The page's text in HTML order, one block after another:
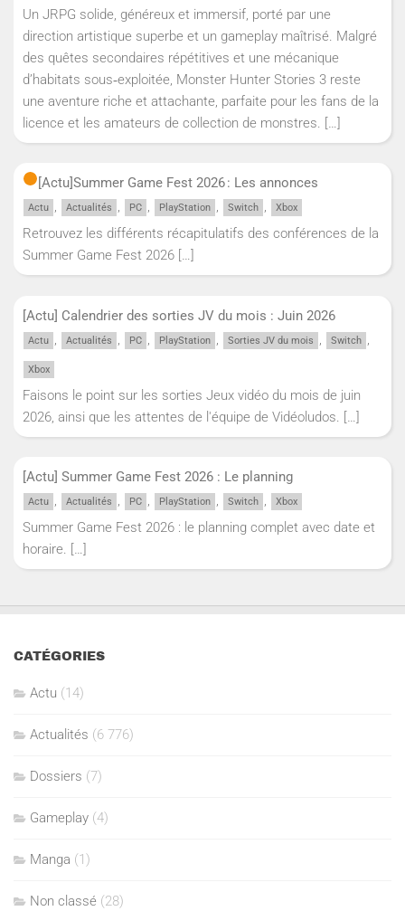
Un JRPG solide, généreux et immersif, porté par une
direction artistique superbe et un gameplay maîtrisé. Malgré
des quêtes secondaires répétitives et une mécanique
d’habitats sous‑exploitée, Monster Hunter Stories 3 reste
une aventure riche et attachante, parfaite pour les fans de la
licence et les amateurs de collection de monstres. […]
[Actu]Summer Game Fest 2026 : Les annonces
Actu , Actualités , PC , PlayStation , Switch , Xbox
Retrouvez les différents récapitulatifs des conférences de la
Summer Game Fest 2026 […]
[Actu] Calendrier des sorties JV du mois : Juin 2026
Actu , Actualités , PC , PlayStation , Sorties JV du mois , Switch ,
Xbox
Faisons le point sur les sorties Jeux vidéo du mois de juin
2026, ainsi que les attentes de l'équipe de Vidéoludos. […]
[Actu] Summer Game Fest 2026 : Le planning
Actu , Actualités , PC , PlayStation , Switch , Xbox
Summer Game Fest 2026 : le planning complet avec date et
horaire. […]
CATÉGORIES
Actu (14)
Actualités (6 776)
Dossiers (7)
Gameplay (4)
Manga (1)
Non classé (28)